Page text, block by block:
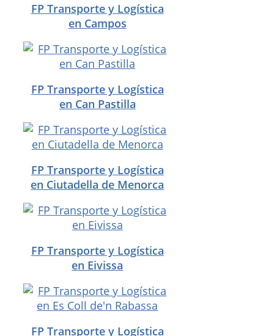
FP Transporte y Logística
en Campos
FP Transporte y Logística
en Can Pastilla
FP Transporte y Logística
en Ciutadella de Menorca
FP Transporte y Logística
en Eivissa
FP Transporte y Logística